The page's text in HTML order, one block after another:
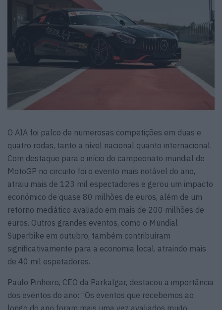
O AIA foi palco de numerosas competições em duas e
quatro rodas, tanto a nível nacional quanto internacional.
Com destaque para o início do campeonato mundial de
MotoGP no circuito foi o evento mais notável do ano,
atraiu mais de 123 mil espectadores e gerou um impacto
económico de quase 80 milhões de euros, além de um
retorno mediático avaliado em mais de 200 milhões de
euros. Outros grandes eventos, como o Mundial
Superbike em outubro, também contribuíram
significativamente para a economia local, atraindo mais
de 40 mil espetadores.
Paulo Pinheiro, CEO da Parkalgar, destacou a importância
dos eventos do ano: “Os eventos que recebemos ao